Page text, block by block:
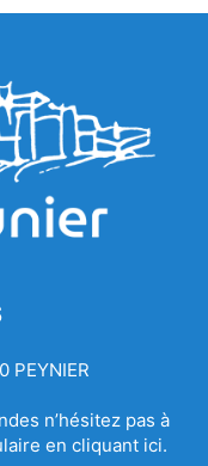
PEYNIER
n’hésitez pas à
en cliquant ici.